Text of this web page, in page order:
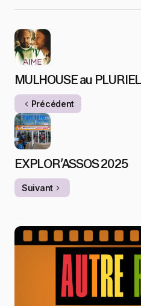
MULHOUSE au
Précédent
EXPLOR’ASSOS 2025
Suivant